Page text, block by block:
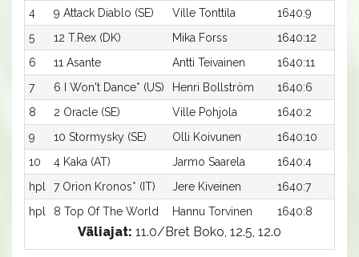
4
9 Attack Diablo (SE) Ville Tonttila 1640:9
5
12 T.Rex (DK) Mika Forss 1640:12
6
11 Asante Antti Teivainen 1640:11
7
6 I Won't Dance* (US) Henri Bollström 1640:6
8
2 Oracle (SE) Ville Pohjola 1640:2
9
10 Stormysky (SE) Olli Koivunen 1640:10
10
4 Kaka (AT) Jarmo Saarela 1640:4
hpl
7 Orion Kronos* (IT) Jere Kiveinen 1640:7
hpl
8 Top Of The World Hannu Torvinen 1640:8
Väliajat: 11.0/Bret Boko, 12.5, 12.0